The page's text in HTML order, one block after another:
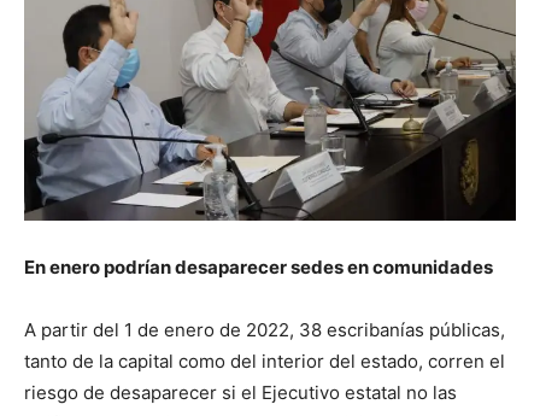
En enero podrían desaparecer sedes en comunidades
A partir del 1 de enero de 2022, 38 escribanías públicas,
tanto de la capital como del interior del estado, corren el
riesgo de desaparecer si el Ejecutivo estatal no las